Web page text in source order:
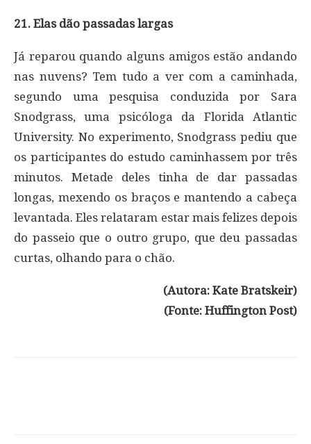
21. Elas dão passadas largas
Já reparou quando alguns amigos estão andando
nas nuvens? Tem tudo a ver com a caminhada,
segundo uma pesquisa conduzida por Sara
Snodgrass, uma psicóloga da Florida Atlantic
University. No experimento, Snodgrass pediu que
os participantes do estudo caminhassem por três
minutos. Metade deles tinha de dar passadas
longas, mexendo os braços e mantendo a cabeça
levantada. Eles relataram estar mais felizes depois
do passeio que o outro grupo, que deu passadas
curtas, olhando para o chão.
(Autora: Kate Bratskeir)
(Fonte: Huffington Post)